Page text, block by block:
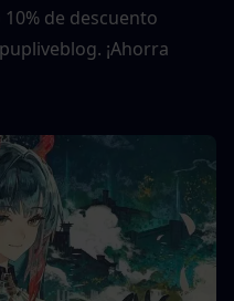
de descuento
¡Ahorra